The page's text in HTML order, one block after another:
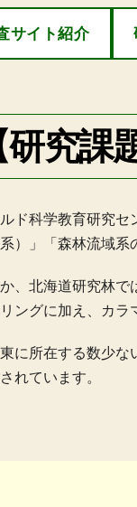
サイト紹介
研究課
ド科学教育研究
系）」「森林流域
、北海道研究林
ングに加え、カラ
に所在する数少
れています。